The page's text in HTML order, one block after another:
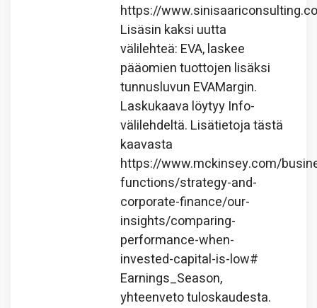
https://
Lisäsin kaksi uutta
välilehteä: EVA, laskee
pääomien tuottojen lisäksi
tunnusluvun EVAMargin.
Laskukaava löytyy Info-
välilehdeltä. Lisätietoja tästä
kaavasta
https://www.mckinsey.com/
functions/strategy-and-
corporate-finance/our-
insights/comparing-
performance-when-
invested-capital-is-low#
Earnings_Season,
yhteenveto tuloskaudesta.